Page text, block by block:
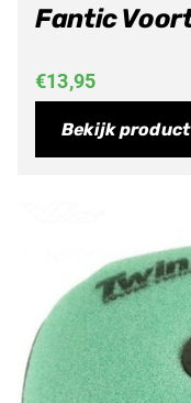
Fantic
€13,95
Bekijk product